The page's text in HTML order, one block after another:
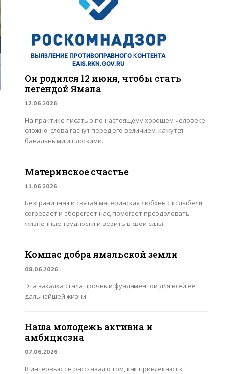
ВЫЯВЛЕНИЕ ПРОТИВОПРАВНОГО КОНТЕНТА
EAIS.RKN.GOV.RU
Он родился 12 июня, чтобы стать
легендой Ямала
12.06.2026
На практике писать о по-настоящему хорошем человеке
сложно: слова гаснут перед его величием, кажутся
банальными и плоскими.
Материнское счастье
11.06.2026
Безграничная и святая материнская любовь с колыбели
согревает и оберегает нас, помогает преодолевать
жизненные трудности и верить в свои силы.
Компас добра ямальской земли
08.06.2026
Эта закалка стала прочным фундаментом для всей её
дальнейшей жизни.
Наша молодёжь активна и
амбициозна
07.06.2026
В интервью он рассказал о том, как привлекают к